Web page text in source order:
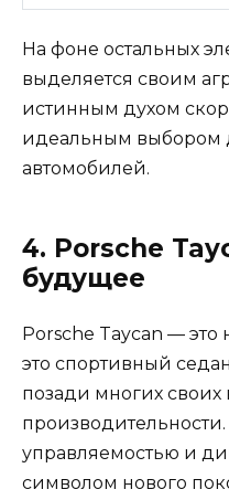
На фоне остальных
выделяется своим
истинным духом
идеальным выбором
автомобилей.
4. Porsche
будущее
Porsche Taycan — это
это спортивный
позади многих своих
управляемостью и
символом нового